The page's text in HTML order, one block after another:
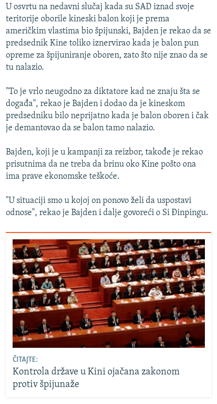
U osvrtu na nedavni slučaj kada su SAD iznad svoje
teritorije oborile kineski balon koji je prema
američkim vlastima bio špijunski, Bajden je rekao da se
predsednik Kine toliko iznervirao kada je balon pun
opreme za špijuniranje oboren, zato što nije znao da se
tu nalazio.
"To je vrlo neugodno za diktatore kad ne znaju šta se
događa", rekao je Bajden i dodao da je kineskom
predsedniku bilo neprijatno kada je balon oboren i čak
je demantovao da se balon tamo nalazio.
Bajden, koji je u kampanji za reizbor, takođe je rekao
prisutnima da ne treba da brinu oko Kine pošto ona
ima prave ekonomske teškoće.
"U situaciji smo u kojoj on ponovo želi da uspostavi
odnose", rekao je Bajden i dalje govoreći o Si Đinpingu.
ČITAJTE:
Kontrola države u Kini ojačana zakonom
protiv špijunaže